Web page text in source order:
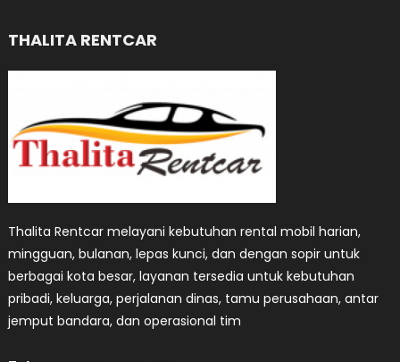
THALITA RENTCAR
Thalita Rentcar melayani kebutuhan rental mobil harian,
mingguan, bulanan, lepas kunci, dan dengan sopir untuk
berbagai kota besar, layanan tersedia untuk kebutuhan
pribadi, keluarga, perjalanan dinas, tamu perusahaan, antar
jemput bandara, dan operasional tim